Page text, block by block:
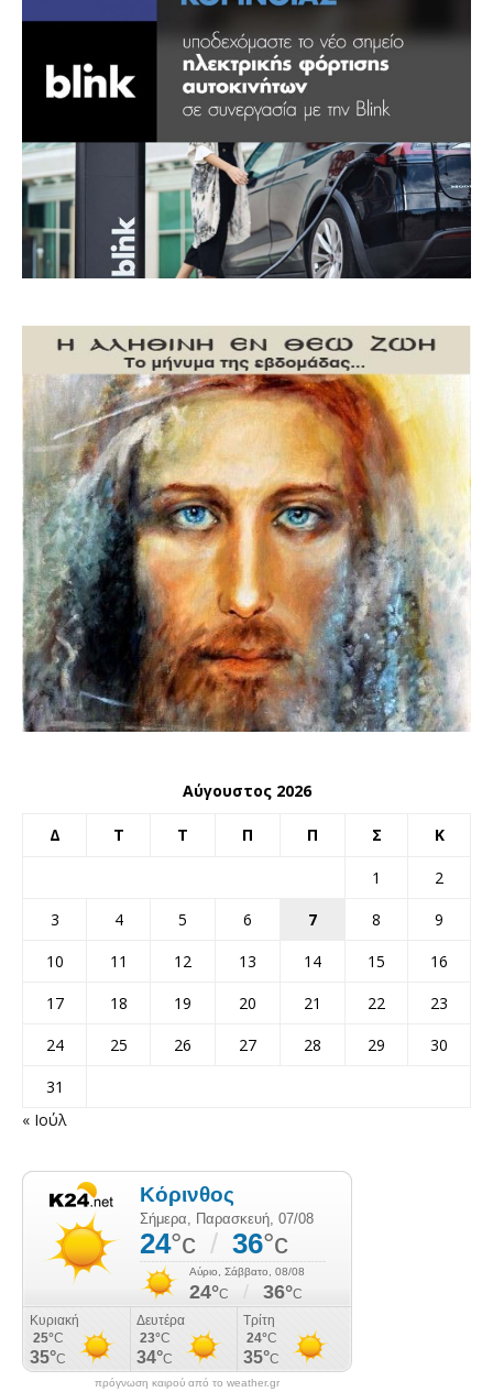
Αύγουστος 2026
Δ Τ Τ Π Π Σ Κ
1
2
3
4 5 6 7 8
9
10
11 12 13 14 15
16
17
18 19 20 21 22
23
24
25 26 27 28 29
30
31
« Ιούλ
πρόγνωση καιρού από το weather.gr